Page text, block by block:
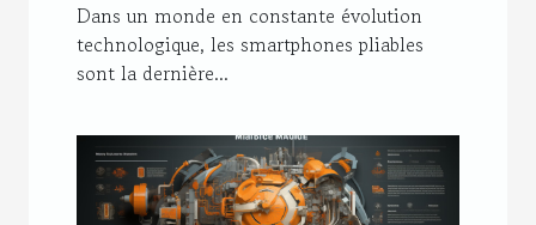
performances du nouveau
smartphone pliable
Dans un monde en constante évolution
technologique, les smartphones pliables
sont la dernière...